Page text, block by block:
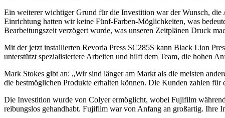
Ein weiterer wichtiger Grund für die Investition war der Wunsch,
Einrichtung hatten wir keine Fünf-Farben-Möglichkeiten, was
Bearbeitungszeit verzögert wurde, was unseren Zeitplänen Druck
Mit der jetzt installierten Revoria Press SC285S kann Black Lion
unterstützt spezialisiertere Arbeiten und hilft dem Team, die hohen
Mark Stokes gibt an: „Wir sind länger am Markt als die meisten
die bestmöglichen Produkte erhalten können. Die Kunden zahlen
Die Investition wurde von Colyer ermöglicht, wobei Fujifilm während
reibungslos gehandhabt. Fujifilm war von Anfang an großartig. Ihre